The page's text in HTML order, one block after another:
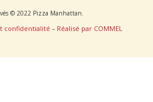
© 2022 Pizza Manhattan.
confidentialité – Réalisé par COMMEL